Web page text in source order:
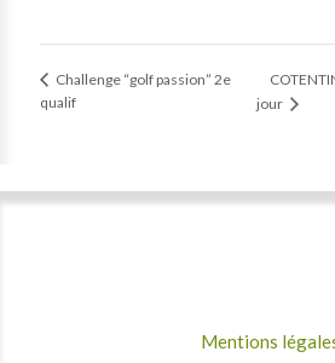
Challenge “golf passion” 2e
qualif
jour
Mentions